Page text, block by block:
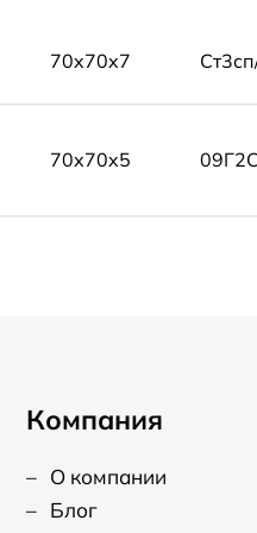
70x70x7
70x70x5 09Г2С
Компания
– О компании
– Блог